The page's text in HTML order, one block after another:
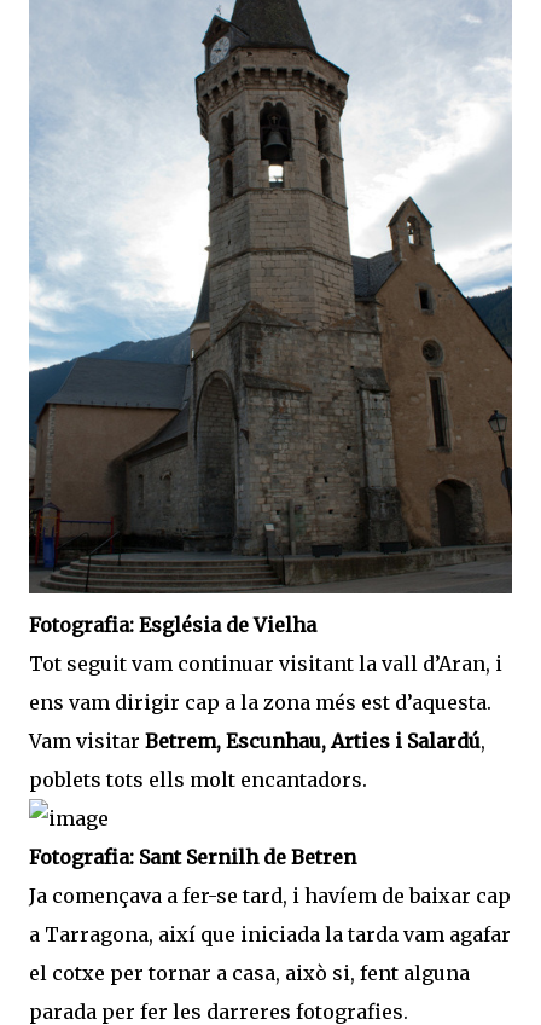
Fotografia: Església de Vielha
Tot seguit vam continuar visitant la vall d’Aran, i
ens vam dirigir cap a la zona més est d’aquesta.
Vam visitar Betrem, Escunhau, Arties i Salardú,
poblets tots ells molt encantadors.
Fotografia: Sant Sernilh de Betren
Ja començava a fer-se tard, i havíem de baixar cap
a Tarragona, així que iniciada la tarda vam agafar
el cotxe per tornar a casa, això si, fent alguna
parada per fer les darreres fotografies.